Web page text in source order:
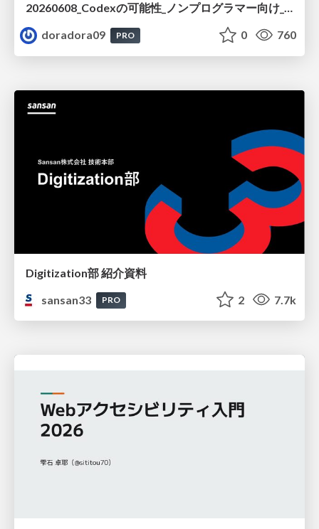
20260608_Codexの可能性_ノンプログラマー向け_大城追記
doradora09
PRO 0 760
Digitization部 紹介資料
sansan33
PRO 2 7.7k